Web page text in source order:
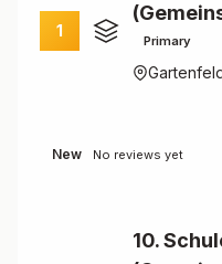
1
Primary
New No reviews yet
10.